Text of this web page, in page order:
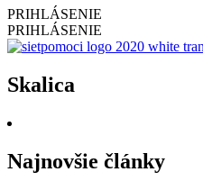
PRIHLÁSENIE
PRIHLÁSENIE
Skalica
Najnovšie články